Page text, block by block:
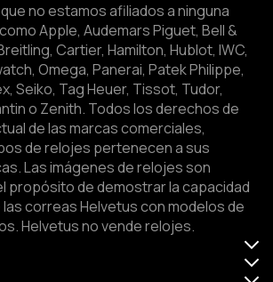
no estamos afiliados a ninguna
Apple, Audemars Piguet, Bell &
Cartier, Hamilton, Hublot, IWC,
Omega, Panerai, Patek Philippe,
Seiko, Tag Heuer, Tissot, Tudor,
o Zenith. Todos los derechos de
de las marcas comerciales,
de relojes pertenecen a sus
Las imágenes de relojes son
propósito de demostrar la capacidad
correas Helvetus con modelos de
Helvetus no vende relojes.